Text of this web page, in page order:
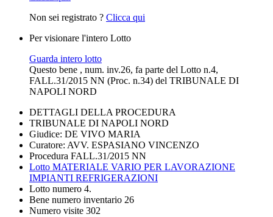
Non sei registrato ? Clicca qui
Per visionare l'intero Lotto
Guarda intero lotto
Questo bene , num. inv.26, fa parte del Lotto n.4,
FALL.31/2015 NN (Proc. n.34) del TRIBUNALE DI
NAPOLI NORD
DETTAGLI DELLA PROCEDURA
TRIBUNALE DI NAPOLI NORD
Giudice: DE VIVO MARIA
Curatore: AVV. ESPASIANO VINCENZO
Procedura FALL.31/2015 NN
Lotto MATERIALE VARIO PER LAVORAZIONE
IMPIANTI REFRIGERAZIONI
Lotto numero 4.
Bene numero inventario 26
Numero visite 302